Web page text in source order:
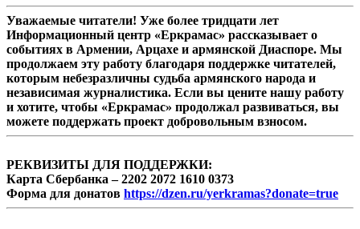
Уважаемые читатели! Уже более тридцати лет
Информационный центр «Еркрамас» рассказывает о
событиях в Армении, Арцахе и армянской Диаспоре. Мы
продолжаем эту работу благодаря поддержке читателей,
которым небезразличны судьба армянского народа и
независимая журналистика. Если вы цените нашу работу
и хотите, чтобы «Еркрамас» продолжал развиваться, вы
можете поддержать проект добровольным взносом.
РЕКВИЗИТЫ ДЛЯ ПОДДЕРЖКИ:
Карта Сбербанка – 2202 2072 1610 0373
Форма для донатов https://dzen.ru/yerkramas?donate=true